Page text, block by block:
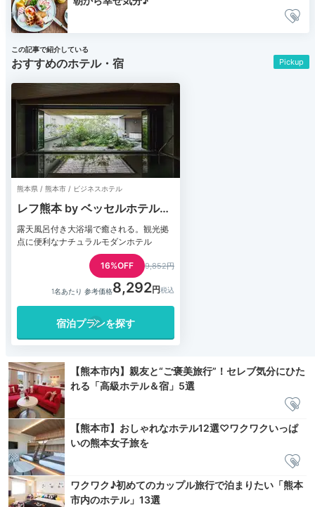
Pickup
この記事で紹介している
おすすめのホテル・宿
熊本県 / 熊本市 / ビジネスホテル
レフ熊本 by ベッセルホテルズ
（REF Kumamoto）
露天風呂付き大浴場で癒される。観光拠
点に便利なナチュラルモダンホテル
16%OFF 9,852円
1名あたり 参考価格8,292
宿泊プランを探す
【熊本市内】親友と“ご褒美旅行”！セレブ気分にひた
れる「高級ホテル＆宿」5選
【熊本市】おしゃれなホテル12選♡ワクワクいっぱ
いの熊本女子旅を
ワクワク♪初めてのカップル旅行で泊まりたい「熊本
市内のホテル」13選